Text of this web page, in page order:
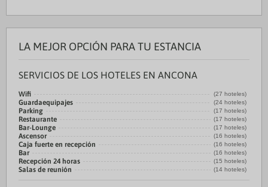
LA MEJOR OPCIÓN PARA TU ESTANCIA
SERVICIOS DE LOS HOTELES EN ANCONA
Wifi (27 hoteles)
Guardaequipajes (24 hoteles)
Parking (17 hoteles)
Restaurante (17 hoteles)
Bar-Lounge (17 hoteles)
Ascensor (16 hoteles)
Caja fuerte en recepción (16 hoteles)
Bar (16 hoteles)
Recepción 24 horas (15 hoteles)
Salas de reunión (14 hoteles)